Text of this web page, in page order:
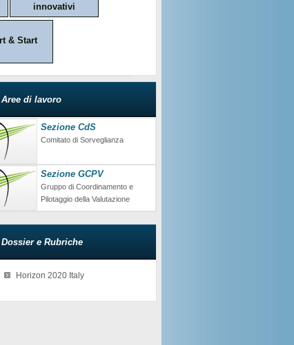
innovativi
& Start
Aree di lavoro
Sezione CdS
Comitato di Sorveglianza
Sezione GCPV
Gruppo di Coordinamento e
Pilotaggio della Valutazione
Dossier e Rubriche
Horizon 2020 Italy